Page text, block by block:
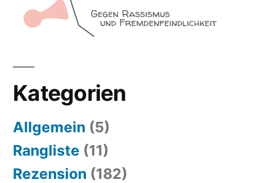
Kategorien
Allgemein (5)
Rangliste (11)
Rezension (182)